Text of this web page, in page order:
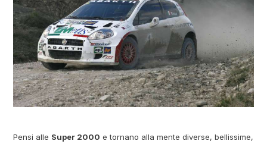
Pensi alle Super 2000 e tornano alla mente diverse, bellissime,